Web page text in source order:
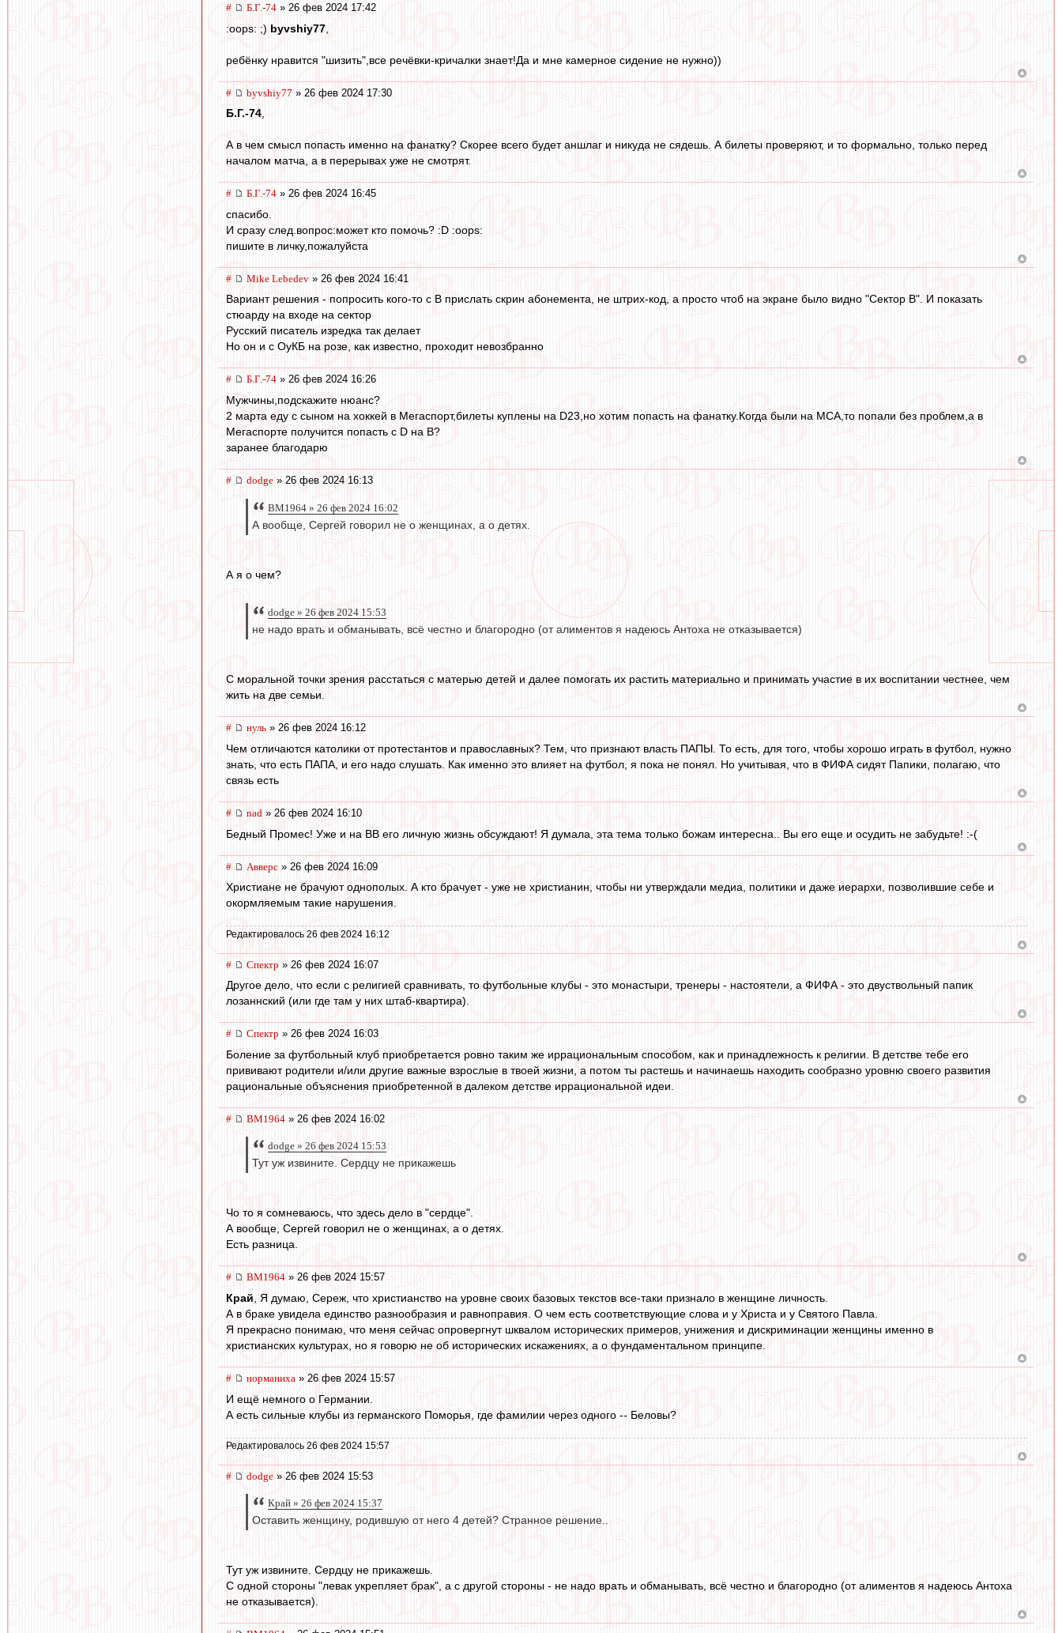
# Б.Г.-74 » 26 фев 2024 17:42
:oops: ;) byvshiy77
ребёнку нравится "шизить",все речёвки-кричалки знает!Да и мне камерное сидение не нужно))
# byvshiy77 » 26 фев 2024 17:30
Б.Г.-74,
А в чем смысл попасть именно на фанатку? Скорее всего будет аншлаг и никуда не сядешь. А билеты проверяют, и то формально, только перед
началом матча, а в перерывах уже не смотрят.
# Б.Г.-74 » 26 фев 2024 16:45
спасибо.
И сразу след.вопрос:может кто помочь? :D :oops:
пишите в личку,пожалуйста
# Mike Lebedev » 26 фев 2024 16:41
Вариант решения - попросить кого-то с В прислать скрин абонемента, не штрих-код, а просто чтоб на экране было видно "Сектор В". И показать
стюарду на входе на сектор
Русский писатель изредка так делает
Но он и с ОуКБ на розе, как известно, проходит невозбранно
# Б.Г.-74 » 26 фев 2024 16:26
Мужчины,подскажите нюанс?
2 марта еду с сыном на хоккей в Мегаспорт,билеты куплены на D23,но хотим попасть на фанатку.Когда были на МСА,то попали без проблем,а в
Мегаспорте получится попасть с D на B?
заранее благодарю
# dodge » 26 фев 2024 16:13
BM1964 » 26 фев 2024 16:02
А вообще, Сергей говорил не о женщинах, а о детях.
А я о чем?
dodge » 26 фев 2024 15:53
не надо врать и обманывать, всё честно и благородно (от алиментов я надеюсь Антоха не отказывается)
С моральной точки зрения расстаться с матерью детей и далее помогать их растить материально и принимать участие в их воспитании честнее, чем
жить на две семьи.
# нуль » 26 фев 2024 16:12
Чем отличаются католики от протестантов и православных? Тем, что признают власть ПАПЫ. То есть, для того, чтобы хорошо играть в футбол, нужно
знать, что есть ПАПА, и его надо слушать. Как именно это влияет на футбол, я пока не понял. Но учитывая, что в ФИФА сидят Папики, полагаю, что
связь есть
# nad » 26 фев 2024 16:10
Бедный Промес! Уже и на ВВ его личную жизнь обсуждают! Я думала, эта тема только божам интересна.. Вы его еще и осудить не забудьте! :-(
# Авверс » 26 фев 2024 16:09
Христиане не брачуют однополых. А кто брачует - уже не христианин, чтобы ни утверждали медиа, политики и даже иерархи, позволившие себе и
окормляемым такие нарушения.
Редактировалось 26 фев 2024 16:12
# Спектр » 26 фев 2024 16:07
Другое дело, что если с религией сравнивать, то футбольные клубы - это монастыри, тренеры - настоятели, а ФИФА - это двуствольный папик
лозаннский (или где там у них штаб-квартира).
# Спектр » 26 фев 2024 16:03
Боление за футбольный клуб приобретается ровно таким же иррациональным способом, как и принадлежность к религии. В детстве тебе его
прививают родители и/или другие важные взрослые в твоей жизни, а потом ты растешь и начинаешь находить сообразно уровню своего развития
рациональные объяснения приобретенной в далеком детстве иррациональной идеи.
# BM1964 » 26 фев 2024 16:02
dodge » 26 фев 2024 15:53
Тут уж извините. Сердцу не прикажешь
Чо то я сомневаюсь, что здесь дело в "сердце".
А вообще, Сергей говорил не о женщинах, а о детях.
Есть разница.
# BM1964 » 26 фев 2024 15:57
Край , Я думаю, Сереж, что христианство на уровне своих базовых текстов все-таки признало в женщине личность.
А в браке увидела единство разнообразия и равноправия. О чем есть соответствующие слова и у Христа и у Святого Павла.
Я прекрасно понимаю, что меня сейчас опровергнут шквалом исторических примеров, унижения и дискриминации женщины именно в
христианских культурах, но я говорю не об исторических искажениях, а о фундаментальном принципе.
# норманиха » 26 фев 2024 15:57
И ещё немного о Германии.
А есть сильные клубы из германского Поморья, где фамилии через одного -- Беловы?
Редактировалось 26 фев 2024 15:57
# dodge » 26 фев 2024 15:53
Край » 26 фев 2024 15:37
Оставить женщину, родившую от него 4 детей? Странное решение..
Тут уж извините. Сердцу не прикажешь.
С одной стороны "левак укрепляет брак", а с другой стороны - не надо врать и обманывать, всё честно и благородно (от алиментов я надеюсь Антоха
не отказывается).